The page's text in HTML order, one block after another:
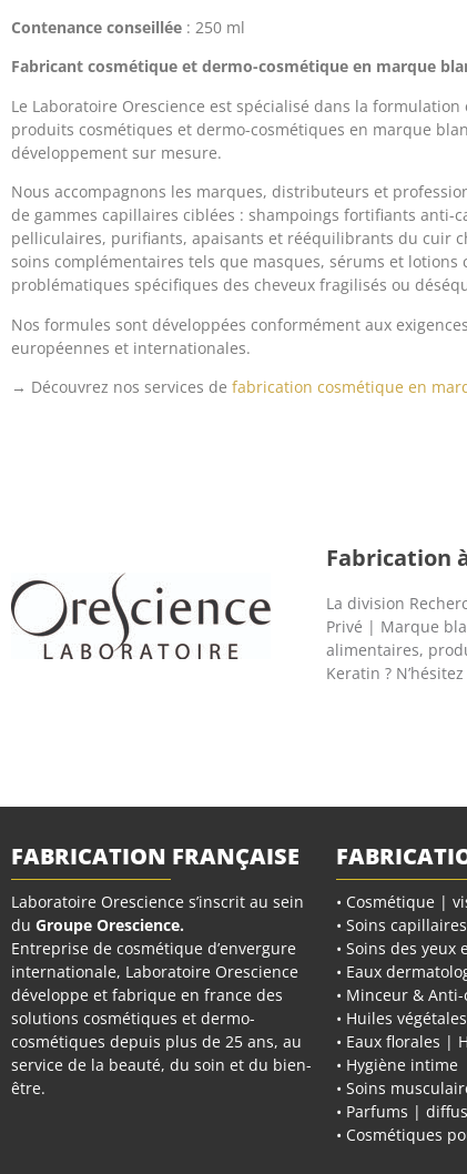
Contenance conseillée : 250 ml
Fabricant cosmétique et dermo-cosmétique en marque
Le Laboratoire Orescience est spécialisé dans la
produits cosmétiques et dermo-cosmétiques en marque
développement sur mesure.
Nous accompagnons les marques, distributeurs et
de gammes capillaires ciblées : shampoings fortifiants anti-
pelliculaires, purifiants, apaisants et rééquilibrants du cuir
soins complémentaires tels que masques, sérums et lotions
problématiques spécifiques des cheveux fragilisés ou
Nos formules sont développées conformément aux
européennes et internationales.
→ Découvrez nos services de fabrication cosmétique en
Fabrication
La division
Privé | Marque
alimentaires,
Keratin ?
FABRICATION FRANÇAISE
Laboratoire Orescience s’inscrit au sein
du Groupe Orescience.
Entreprise de cosmétique d’envergure
internationale, Laboratoire Orescience
développe et fabrique en france des
solutions cosmétiques et dermo-
cosmétiques depuis plus de 25 ans, au
service de la beauté, du soin et du bien-
être.
• Cosmétique |
• Soins
• Soins des yeux
• Eaux
• Minceur &
• Huiles
• Eaux florales |
• Hygiène intime
• Soins
• Parfums |
• Cosmétiques